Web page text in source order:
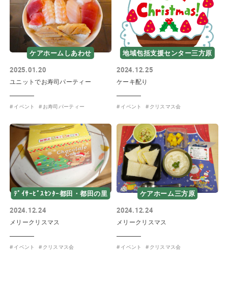
ケアホームしあわせ
2025.01.20
ユニットでお寿司パーティー
イベント お寿司パーティー
地域包括支援センター三方原
2024.12.25
ケーキ配り
イベント クリスマス会
ﾃﾞｲｻｰﾋﾞｽｾﾝﾀｰ都田・都田の里
2024.12.24
メリークリスマス
イベント クリスマス会
ケアホーム三方原
2024.12.24
メリークリスマス
イベント クリスマス会